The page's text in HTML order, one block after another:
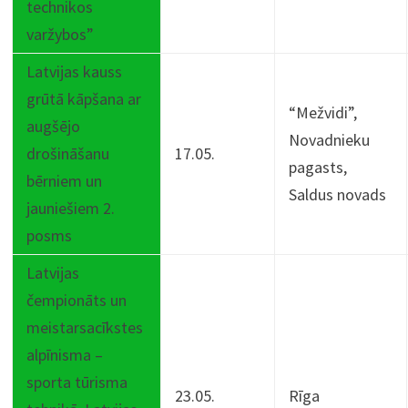
technikos
varžybos”
Latvijas kauss
grūtā kāpšana ar
augšējo
drošināšanu
bērniem un
jauniešiem 2.
posms
17.05.
“Mežvidi”,
Novadnieku
pagasts,
Saldus novads
Latvijas
čempionāts un
meistarsacīkstes
alpīnisma –
sporta tūrisma
23.05. Rīga